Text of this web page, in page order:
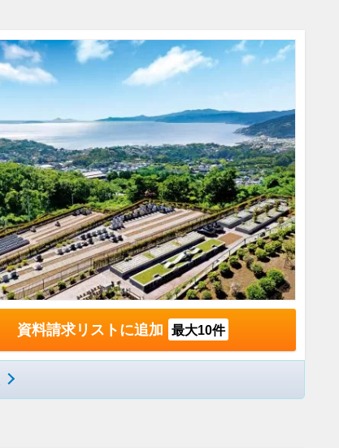
資料請求リストに追加 最大10件